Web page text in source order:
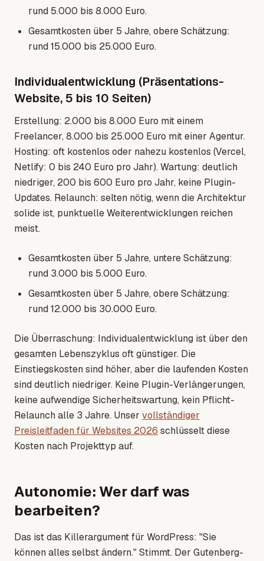
rund 5.000 bis 8.000 Euro.
Gesamtkosten über 5 Jahre, obere Schätzung:
rund 15.000 bis 25.000 Euro.
Individualentwicklung (Präsentations-
Website, 5 bis 10 Seiten)
Erstellung: 2.000 bis 8.000 Euro mit einem
Freelancer, 8.000 bis 25.000 Euro mit einer Agentur.
Hosting: oft kostenlos oder nahezu kostenlos (Vercel,
Netlify: 0 bis 240 Euro pro Jahr). Wartung: deutlich
niedriger, 200 bis 600 Euro pro Jahr, keine Plugin-
Updates. Relaunch: selten nötig, wenn die Architektur
solide ist, punktuelle Weiterentwicklungen reichen
meist.
Gesamtkosten über 5 Jahre, untere Schätzung:
rund 3.000 bis 5.000 Euro.
Gesamtkosten über 5 Jahre, obere Schätzung:
rund 12.000 bis 30.000 Euro.
Die Überraschung: Individualentwicklung ist über den
gesamten Lebenszyklus oft günstiger. Die
Einstiegskosten sind höher, aber die laufenden Kosten
sind deutlich niedriger. Keine Plugin-Verlängerungen,
keine aufwendige Sicherheitswartung, kein Pflicht-
Relaunch alle 3 Jahre. Unser vollständiger
Preisleitfaden für Websites 2026 schlüsselt diese
Kosten nach Projekttyp auf.
Autonomie: Wer darf was
bearbeiten?
Das ist das Killerargument für WordPress: "Sie
können alles selbst ändern." Stimmt. Der Gutenberg-